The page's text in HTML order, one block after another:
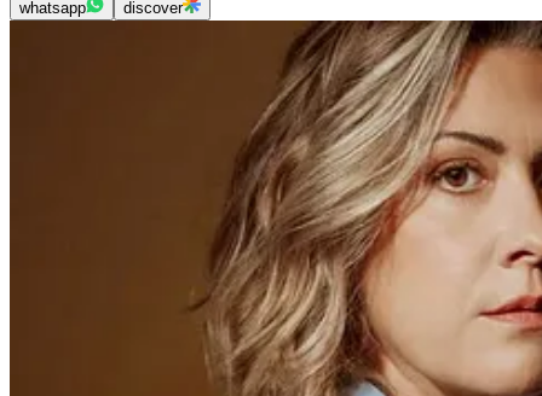
whatsapp discover